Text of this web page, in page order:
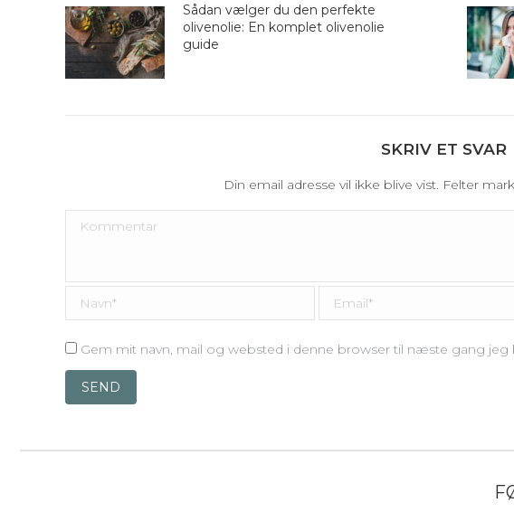
Sådan vælger du den perfekte
olivenolie: En komplet olivenolie
guide
SKRIV ET SVAR
Din email adresse vil ikke blive vist. Felter
Kommentar
Navn * Email *
Gem mit navn, mail og websted i denne browser til næste gang jeg
SEND